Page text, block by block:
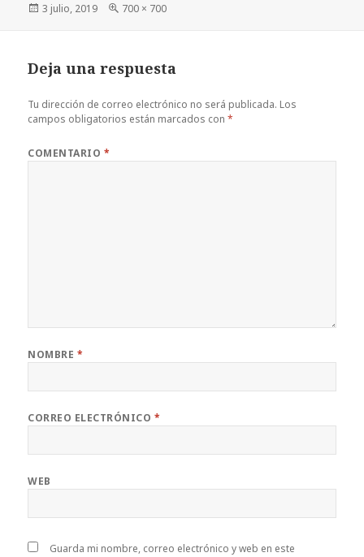
Publicado
3 julio, 2019
Tamaño
700 × 700
Deja una respuesta
Tu dirección de correo electrónico no será publicada. Los
campos obligatorios están marcados con*
COMENTARIO *
NOMBRE *
CORREO ELECTRÓNICO *
WEB
Guarda mi nombre, correo electrónico y web en este